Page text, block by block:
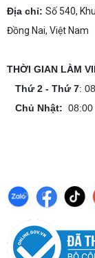
Địa chỉ: Số 540,
Đồng Nai, Việt Nam
THỜI GIAN LÀM
Thứ 2 - Thứ 7:
Chủ Nhật: